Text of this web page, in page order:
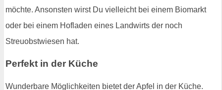
möchte. Ansonsten wirst Du vielleicht bei einem Biomarkt
oder bei einem Hofladen eines Landwirts der noch
Streuobstwiesen hat.
Perfekt in der Küche
Wunderbare Möglichkeiten bietet der Apfel in der Küche.